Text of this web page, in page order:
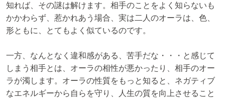
知れば、その謎は解けます。相手のことをよく知らないも
かかわらず、惹かれあう場合、実は二人のオーラは、色、
形ともに、とてもよく似ているのです。
一方、なんとなく違和感がある、苦手だな・・・と感じて
しまう相手とは、オーラの相性が悪かったり、相手のオー
ラが濁します。オーラの性質をもっと知ると、ネガティブ
なエネルギーから自らを守り、人生の質を向上させること